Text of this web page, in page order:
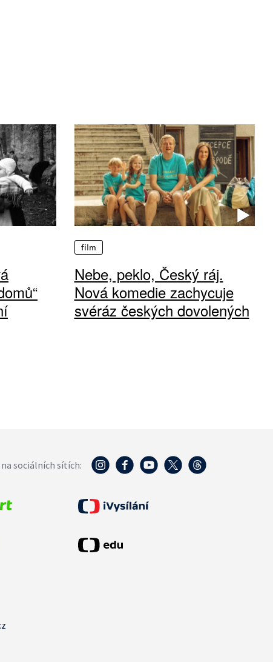
film
Nebe, peklo, Český ráj.
Nová komedie zachycuje
svéráz českých dovolených
sociálních sítích: